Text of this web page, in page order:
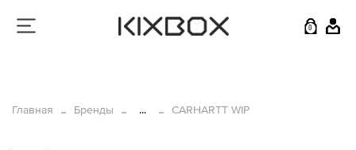
0
Главная Бренды ... CARHARTT WIP